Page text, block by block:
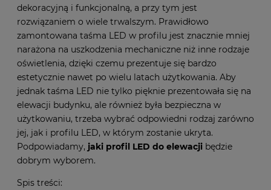
dekoracyjną i funkcjonalną, a przy tym jest
rozwiązaniem o wiele trwalszym. Prawidłowo
zamontowana taśma LED w profilu jest znacznie mniej
narażona na uszkodzenia mechaniczne niż inne rodzaje
oświetlenia, dzięki czemu prezentuje się bardzo
estetycznie nawet po wielu latach użytkowania. Aby
jednak taśma LED nie tylko pięknie prezentowała się na
elewacji budynku, ale również była bezpieczna w
użytkowaniu, trzeba wybrać odpowiedni rodzaj zarówno
jej, jak i profilu LED, w którym zostanie ukryta.
Podpowiadamy, jaki profil LED do elewacji będzie
dobrym wyborem.
Spis treści: